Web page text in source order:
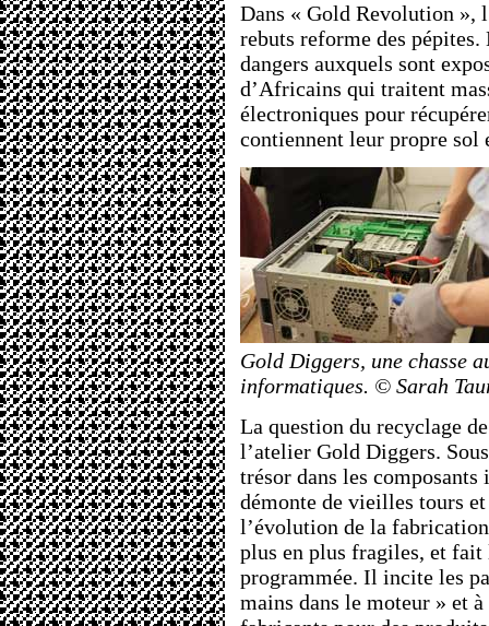
Dans « Gold Revolution »,
rebuts reforme des pépites.
dangers auxquels sont
d’Africains qui traitent
électroniques pour
contiennent leur propre sol
Gold Diggers, une chasse
informatiques. © Sarah
La question du recyclage
l’atelier Gold Diggers.
trésor dans les
démonte de vieilles tours
l’évolution de la
plus en plus fragiles, et fait
programmée. Il incite les
mains dans le moteur » et